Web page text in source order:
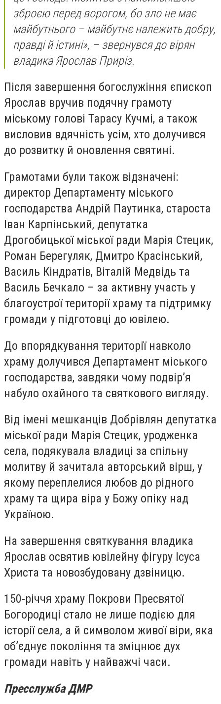
зброєю перед ворогом, бо зло не має
майбутнього – майбутнє належить добру,
правді й істині», – звернувся до вірян
владика Ярослав Приріз.
Після завершення богослужіння єпископ
Ярослав вручив подячну грамоту
міському голові Тарасу Кучмі, а також
висловив вдячність усім, хто долучився
до розвитку й оновлення святині.
Грамотами були також відзначені:
директор Департаменту міського
господарства Андрій Паутинка, староста
Іван Карпінський, депутатка
Дрогобицької міської ради Марія Стецик,
Роман Берегуляк, Дмитро Красінський,
Василь Кіндратів, Віталій Медвідь та
Василь Бечкало – за активну участь у
благоустрої території храму та підтримку
громади у підготовці до ювілею.
До впорядкування території навколо
храму долучився Департамент міського
господарства, завдяки чому подвір’я
набуло охайного та святкового вигляду.
Від імені мешканців Добрівлян депутатка
міської ради Марія Стецик, уродженка
села, подякувала владиці за спільну
молитву й зачитала авторський вірш, у
якому переплелися любов до рідного
храму та щира віра у Божу опіку над
Україною.
На завершення святкування владика
Ярослав освятив ювілейну фігуру Ісуса
Христа та новозбудовану дзвіницю.
150-річчя храму Покрови Пресвятої
Богородиці стало не лише подією для
історії села, а й символом живої віри, яка
об’єднує покоління та зміцнює дух
громади навіть у найважчі часи.
Пресслужба ДМР